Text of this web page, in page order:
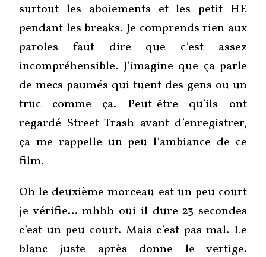
surtout les aboiements et les petit HE
pendant les breaks. Je comprends rien aux
paroles faut dire que c’est assez
incompréhensible. J’imagine que ça parle
de mecs paumés qui tuent des gens ou un
truc comme ça. Peut-être qu’ils ont
regardé Street Trash avant d’enregistrer,
ça me rappelle un peu l’ambiance de ce
film.
Oh le deuxième morceau est un peu court
je vérifie… mhhh oui il dure 23 secondes
c’est un peu court. Mais c’est pas mal. Le
blanc juste après donne le vertige.